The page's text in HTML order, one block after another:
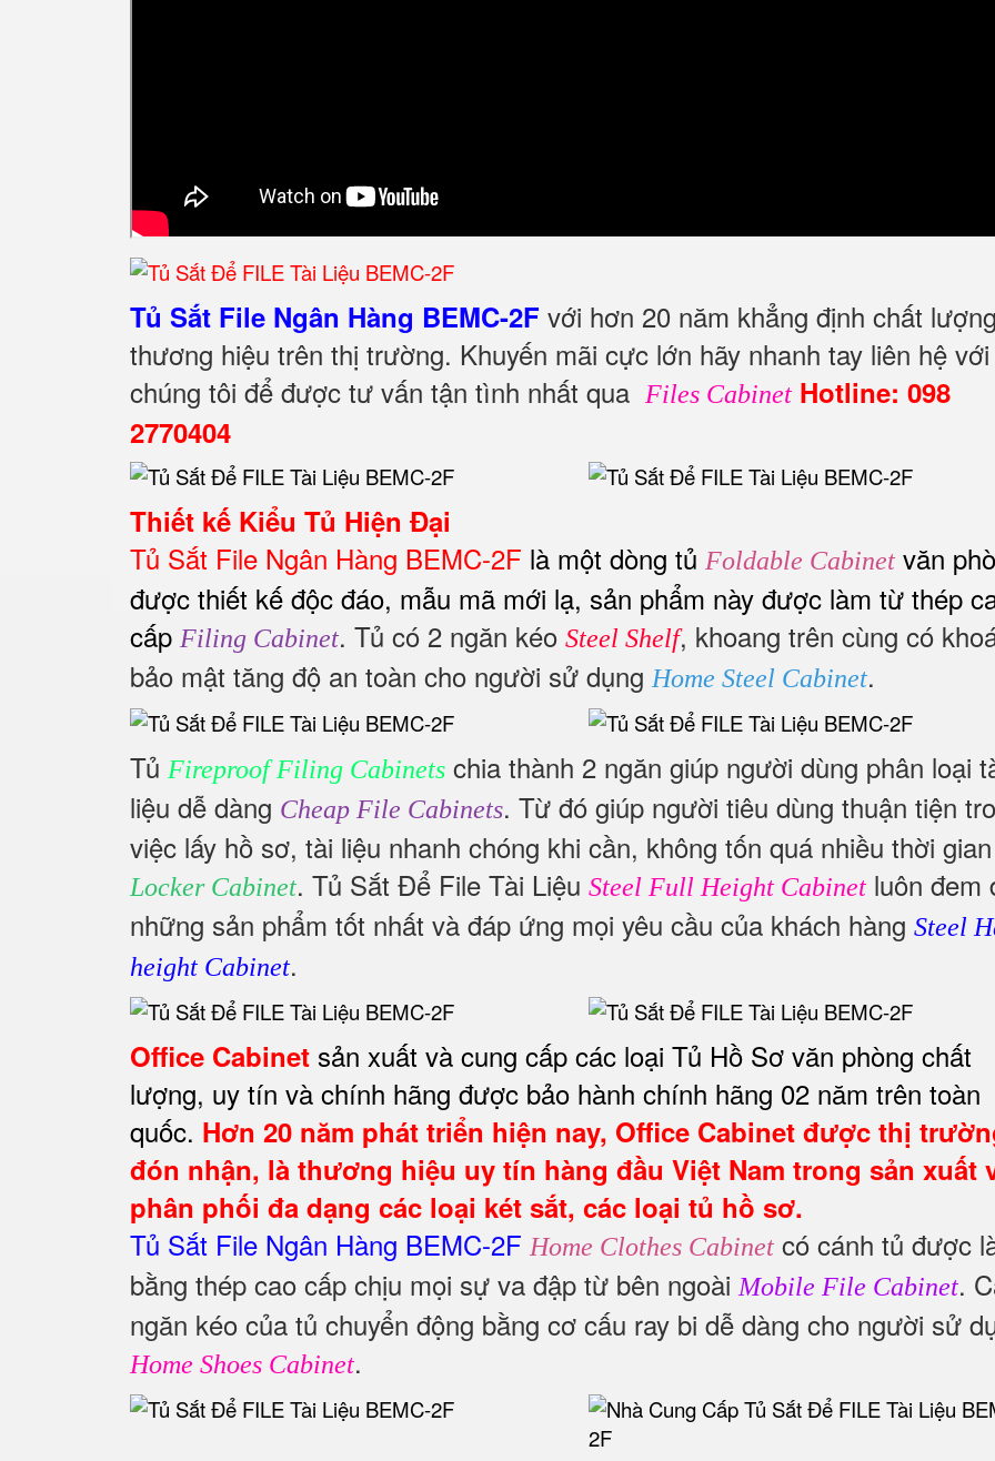
Tủ Sắt File Ngân Hàng BEMC-2F với hơn 20 năm khẳng định chất lượng
thương hiệu trên thị trường. Khuyến mãi cực lớn hãy nhanh tay liên hệ với
chúng tôi để được tư vấn tận tình nhất qua
Files Cabinet Hotline: 098
2770404
Thiết kế Kiểu Tủ Hiện Đại
Tủ Sắt File Ngân Hàng BEMC-2F là một dòng tủ Foldable Cabinet văn
được thiết kế độc đáo, mẫu mã mới lạ, sản phẩm này được làm từ thép
cấp Filing Cabinet. Tủ có 2 ngăn kéo Steel Shelf, khoang trên cùng có
bảo mật tăng độ an toàn cho người sử dụngHome Steel Cabinet.
Tủ Fireproof Filing Cabinets chia thành 2 ngăn giúp người dùng phân loại
liệu dễ dàng Cheap File Cabinets. Từ đó giúp người tiêu dùng thuận tiện
việc lấy hồ sơ, tài liệu nhanh chóng khi cần, không tốn quá nhiều thời gian
Locker Cabinet. Tủ Sắt Để File Tài Liệu Steel Full Height Cabinet luôn đem
những sản phẩm tốt nhất và đáp ứng mọi yêu cầu của khách hàng Steel
height Cabinet.
Office Cabinet sản xuất và cung cấp các loại Tủ Hồ Sơ văn phòng chất
lượng, uy tín và chính hãng được bảo hành chính hãng 02 năm trên toàn
quốc. Hơn 20 năm phát triển hiện nay, Office Cabinet được thị
đón nhận, là thương hiệu uy tín hàng đầu Việt Nam trong sản xuất
phân phối đa dạng các loại két sắt, các loại tủ hồ sơ.
Tủ Sắt File Ngân Hàng BEMC-2F Home Clothes Cabinet có cánh tủ được
bằng thép cao cấp chịu mọi sự va đập từ bên ngoàiMobile File Cabinet.
ngăn kéo của tủ chuyển động bằng cơ cấu ray bi dễ dàng cho người sử
Home Shoes Cabinet.